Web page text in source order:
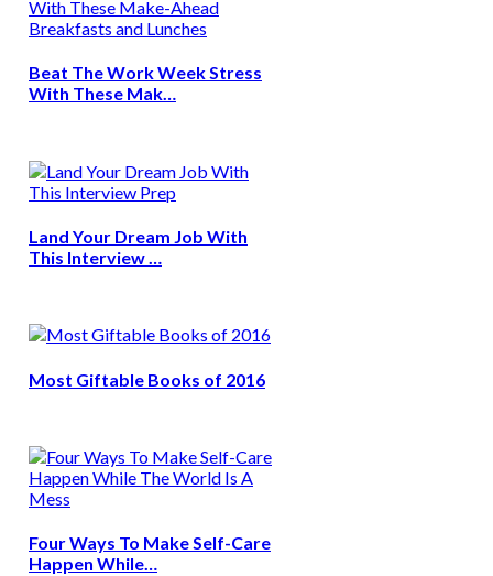
Beat The Work Week Stress
With These Mak…
Land Your Dream Job With
This Interview …
Most Giftable Books of 2016
Four Ways To Make Self-Care
Happen While…